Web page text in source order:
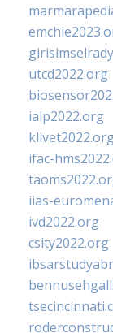
utcd2022.org
ialp2022.org
ifac-
iias-
ivd2022.org
csity2022.org